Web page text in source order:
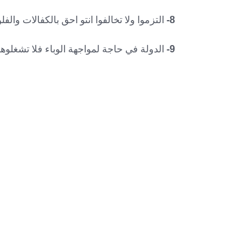
8- التزموا ولا تخالفوا انتو احق بالكفالات
9- الدولة في حاجة لمواجهة الوباء فلا